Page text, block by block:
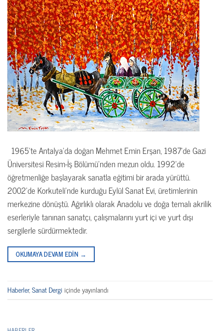
1965’te Antalya’da doğan Mehmet Emin Erşan, 1987’de Gazi
Üniversitesi Resim-İş Bölümü’nden mezun oldu. 1992’de
öğretmenliğe başlayarak sanatla eğitimi bir arada yürüttü.
2002’de Korkuteli’nde kurduğu Eylül Sanat Evi, üretimlerinin
merkezine dönüştü. Ağırlıklı olarak Anadolu ve doğa temalı akrilik
eserleriyle tanınan sanatçı, çalışmalarını yurt içi ve yurt dışı
sergilerle sürdürmektedir.
OKUMAYA DEVAM EDIN →
Haberler,Sanat Dergi içinde yayınlandı